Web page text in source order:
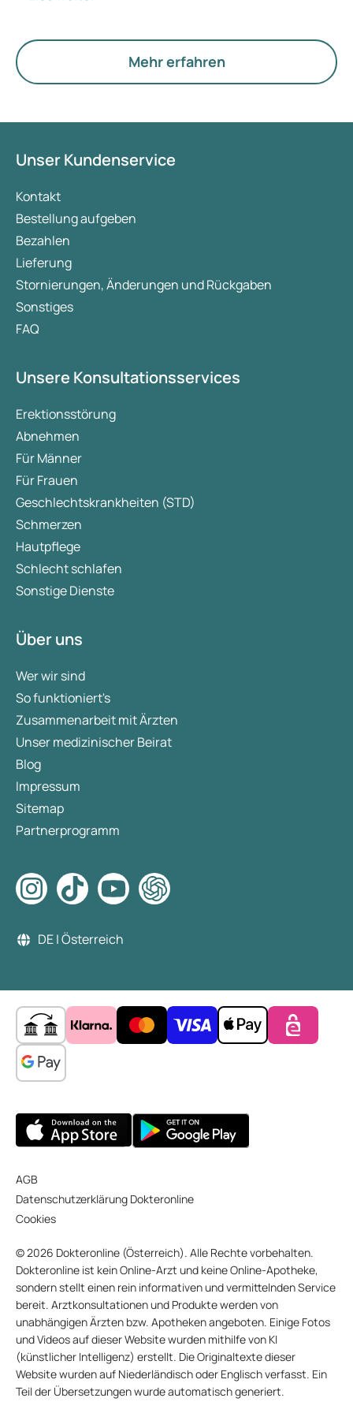
Hormone, den Stoffwechsel und die Funktion der
Mehr erfahren
Unser Kundenservice
Kontakt
Bestellung aufgeben
Bezahlen
Lieferung
Stornierungen, Änderungen und Rückgaben
Sonstiges
FAQ
Unsere Konsultationsservices
Erektionsstörung
Abnehmen
Für Männer
Für Frauen
Geschlechtskrankheiten (STD)
Schmerzen
Hautpflege
Schlecht schlafen
Sonstige Dienste
Über uns
Wer wir sind
So funktioniert's
Zusammenarbeit mit Ärzten
Unser medizinischer Beirat
Blog
Impressum
Sitemap
Partnerprogramm
DE | Österreich
AGB
Datenschutzerklärung Dokteronline
Cookies
© 2026 Dokteronline (Österreich). Alle Rechte vorbehalten.
Dokteronline ist kein Online-Arzt und keine Online-Apotheke,
sondern stellt einen rein informativen und vermittelnden Service
bereit. Arztkonsultationen und Produkte werden von
unabhängigen Ärzten bzw. Apotheken angeboten. Einige Fotos
und Videos auf dieser Website wurden mithilfe von KI
(künstlicher Intelligenz) erstellt. Die Originaltexte dieser
Website wurden auf Niederländisch oder Englisch verfasst. Ein
Teil der Übersetzungen wurde automatisch generiert.